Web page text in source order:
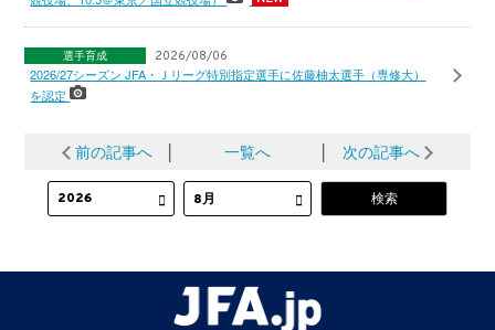
選手育成 2026/08/06
2026/27シーズン JFA・Ｊリーグ特別指定選手に佐藤柚太選手（専修大）
を認定
前の記事へ 一覧へ 次の記事へ